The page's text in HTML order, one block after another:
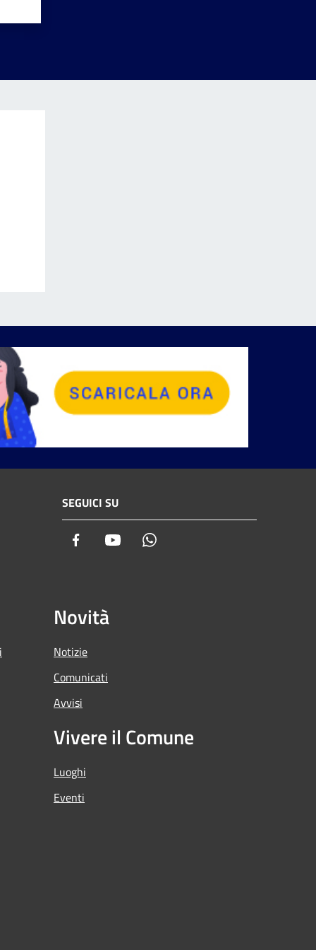
SEGUICI SU
Facebook Youtube
Novità
Notizie
Comunicati
Avvisi
Vivere il Comune
Luoghi
Eventi